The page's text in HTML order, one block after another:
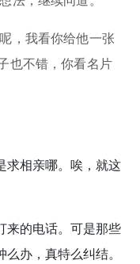
，我看你给他一张
也不错，你看名片
求相亲哪。唉，就这
来的电话。可是那些
办，真特么纠结。